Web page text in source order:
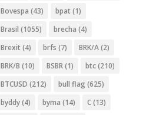
Bovespa (43) bpat (1)
Brasil (1055) brecha (4)
Brexit (4) brfs (7) BRK/A(2)
BRK/B (10) BSBR(1) btc(210)
BTCUSD (212) bull flag (625)
byddy(4) byma (14) C(13)